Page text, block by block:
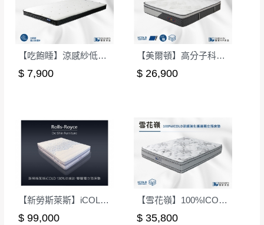
【吃飽睡】涼感紗低獨立筒捲包薄墊-單人3尺
$ 7,900
【美爾頓】高分子科技棉無彈簧健康床墊-單人3.5尺(偏硬)｜德新 VIP 床墊
$ 26,900
【新勞斯萊斯】iCOLD 100%涼感紗 雙獨立筒床墊-雙人5尺(軟硬適中)｜德新 VIP 床墊
$ 99,000
【雪花嶺】100%ICOLD涼感強化護邊透氣獨立筒床墊-雙人5尺｜德新床墊
$ 35,800